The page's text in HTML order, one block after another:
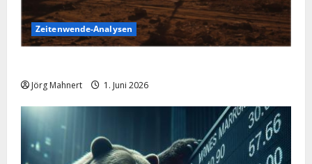
Zeitenwende-Analysen
Jörg Mahnert 1. Juni 2026